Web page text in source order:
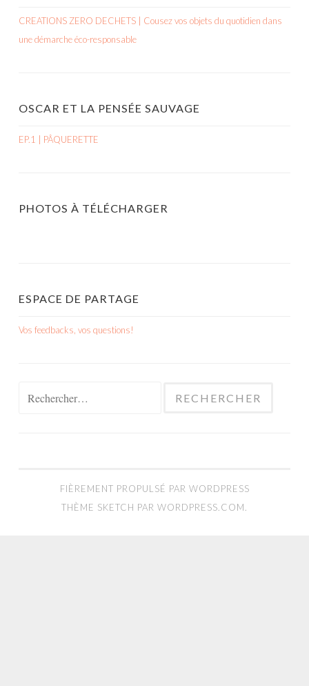
CREATIONS ZERO DECHETS | Cousez vos objets du quotidien dans
une démarche éco-responsable
OSCAR ET LA PENSÉE SAUVAGE
EP.1 | PÂQUERETTE
PHOTOS À TÉLÉCHARGER
ESPACE DE PARTAGE
Vos feedbacks, vos questions!
FIÈREMENT PROPULSÉ PAR WORDPRESS
THÈME SKETCH PAR WORDPRESS.COM